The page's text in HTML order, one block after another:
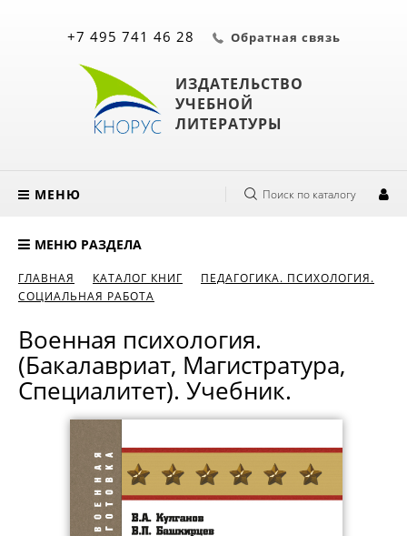
ИЗДАТЕЛЬСТВО
УЧЕБНОЙ
ЛИТЕРАТУРЫ
+7 495 741 46 28 Обратная связь
МЕНЮ Поиск по каталогу
МЕНЮ РАЗДЕЛА
ГЛАВНАЯ КАТАЛОГ КНИГ
ПЕДАГОГИКА. ПСИХОЛОГИЯ.
СОЦИАЛЬНАЯ РАБОТА
Военная психология.
(Бакалавриат, Магистратура,
Специалитет). Учебник.